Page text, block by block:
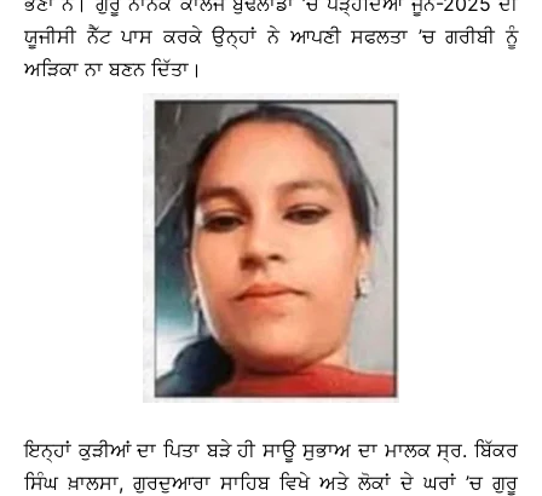
ਯੂਜੀਸੀ ਨੈੱਟ ਪਾਸ ਕਰਕੇ ਉਨ੍ਹਾਂ ਨੇ ਆਪਣੀ ਸਫਲਤਾ ’ਚ ਗਰੀਬੀ ਨੂੰ
ਅੜਿਕਾ ਨਾ ਬਣਨ ਦਿੱਤਾ।
ਇਨ੍ਹਾਂ ਕੁੜੀਆਂ ਦਾ ਪਿਤਾ ਬੜੇ ਹੀ ਸਾਊ ਸੁਭਾਅ ਦਾ ਮਾਲਕ ਸ੍ਰ. ਬਿੱਕਰ
ਸਿੰਘ ਖ਼ਾਲਸਾ, ਗੁਰਦੁਆਰਾ ਸਾਹਿਬ ਵਿਖੇ ਅਤੇ ਲੋਕਾਂ ਦੇ ਘਰਾਂ ’ਚ ਗੁਰੂ